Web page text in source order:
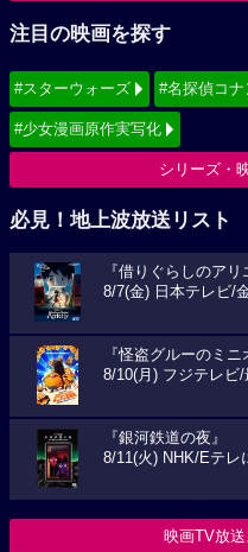
注目の映画を探す
#スターウォーズ #名探偵コナ
#少女漫画原作実写化
シリーズ・
必見！地上波放送リスト
『借りぐらしのアリ
8/7(金) 日本テレビ/
『怪盗グルーのミニ
8/10(月) フジテレビ
『銀河鉄道の夜』
8/11(火) NHK/Eテレ
映画TV放